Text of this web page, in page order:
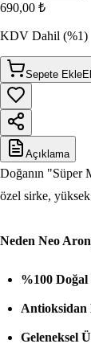
690,00 ₺
KDV Dahil (%1)
Sepete Ekle
Açıklama
Doğanın "Süper
özel sirke,
Neden Neo
%100
Antioksidan
Geleneksel